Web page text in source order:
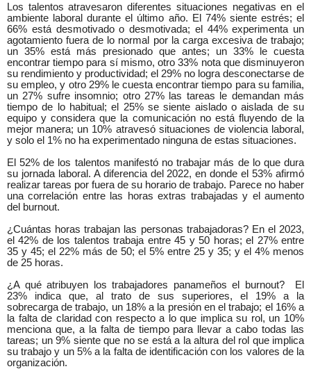
Los talentos atravesaron diferentes situaciones negativas en el
ambiente laboral durante el último año. El 74% siente estrés; el
66% está desmotivado o desmotivada; el 44% experimenta un
agotamiento fuera de lo normal por la carga excesiva de trabajo;
un 35% está más presionado que antes; un 33% le cuesta
encontrar tiempo para sí mismo, otro 33% nota que disminuyeron
su rendimiento y productividad; el 29% no logra desconectarse de
su empleo, y otro 29% le cuesta encontrar tiempo para su familia,
un 27% sufre insomnio; otro 27% las tareas le demandan más
tiempo de lo habitual; el 25% se siente aislado o aislada de su
equipo y considera que la comunicación no está fluyendo de la
mejor manera; un 10% atravesó situaciones de violencia laboral,
y solo el 1% no ha experimentado ninguna de estas situaciones.
El 52% de los talentos manifestó no trabajar más de lo que dura
su jornada laboral. A diferencia del 2022, en donde el 53% afirmó
realizar tareas por fuera de su horario de trabajo. Parece no haber
una correlación entre las horas extras trabajadas y el aumento
del burnout.
¿Cuántas horas trabajan las personas trabajadoras? En el 2023,
el 42% de los talentos trabaja entre 45 y 50 horas; el 27% entre
35 y 45; el 22% más de 50; el 5% entre 25 y 35; y el 4% menos
de 25 horas.
¿A qué atribuyen los trabajadores panameños el burnout?
El
23% indica que, al trato de sus superiores, el 19% a la
sobrecarga de trabajo, un 18% a la presión en el trabajo; el 16% a
la falta de claridad con respecto a lo que implica su rol, un 10%
menciona que, a la falta de tiempo para llevar a cabo todas las
tareas; un 9% siente que no se está a la altura del rol que implica
su trabajo y un 5% a la falta de identificación con los valores de la
organización.